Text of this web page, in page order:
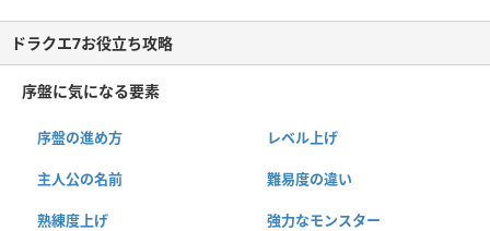
ドラクエ7お役立ち攻略
序盤に気になる要素
序盤の進め方 レベル上げ
主人公の名前 難易度の違い
熟練度上げ 強力なモンスター